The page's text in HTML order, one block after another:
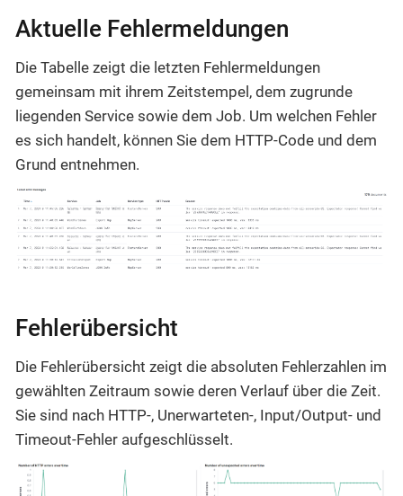
Aktuelle Fehlermeldungen
Die Tabelle zeigt die letzten Fehlermeldungen
gemeinsam mit ihrem Zeitstempel, dem zugrunde
liegenden Service sowie dem Job. Um welchen Fehler
es sich handelt, können Sie dem HTTP-Code und dem
Grund entnehmen.
Fehlerübersicht
Die Fehlerübersicht zeigt die absoluten Fehlerzahlen im
gewählten Zeitraum sowie deren Verlauf über die Zeit.
Sie sind nach HTTP-, Unerwarteten-, Input/Output- und
Timeout-Fehler aufgeschlüsselt.